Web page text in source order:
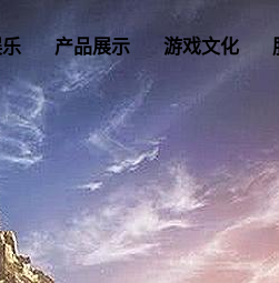
产品展示 游戏文化